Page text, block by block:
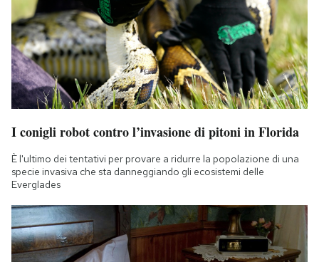
I conigli robot contro l’invasione di pitoni in Florida
È l'ultimo dei tentativi per provare a ridurre la popolazione di una
specie invasiva che sta danneggiando gli ecosistemi delle
Everglades